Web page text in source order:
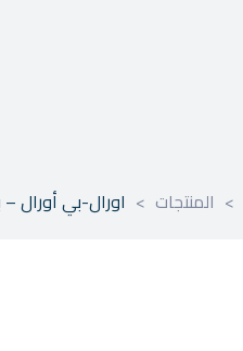
> المنتجات > اورال-بي أورال –